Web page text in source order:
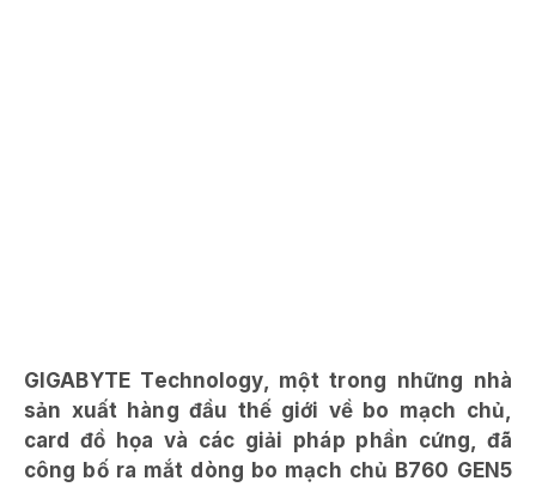
GIGABYTE Technology, một trong những nhà
sản xuất hàng đầu thế giới về bo mạch chủ,
card đồ họa và các giải pháp phần cứng, đã
công bố ra mắt dòng bo mạch chủ B760 GEN5